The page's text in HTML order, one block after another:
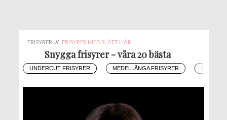
FRISYRER // FRISYRER MED SLÄTT HÅR
Snygga frisyrer - våra 20 bästa
UNDERCUT FRISYRER MEDELLÅNGA FRISYRER OMBRÉ-